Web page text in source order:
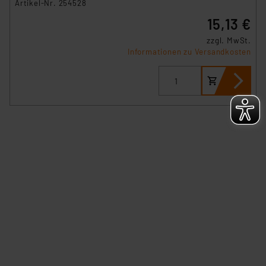
„Einige Drittanbieter verarbeiten personenbezogene
Daten in den USA. Ihre Einwilligung zur Einbindung von
Cookies dieser Drittanbieter umfasst daher ggf. auch
die Verarbeitung Ihrer Daten in den USA gemäß Art. 49
(1) lit. a DSGVO. Nähere Infos zu diesen Drittanbietern
und zu der jeweiligen Datenübermittlung erhalten Sie in
der Datenschutzerklärung. Für die USA besteht kein
Artikel-Nr. 254528
15,13 €
zzgl. MwSt.
Informationen zu Versandkosten